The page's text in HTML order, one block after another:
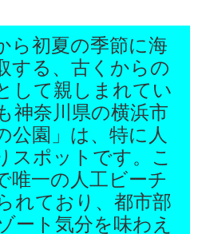
ら初夏の季節に海
する、古くからの
して親しまれてい
神奈川県の横浜市
公園」は、特に人
スポットです。こ
唯一の人工ビーチ
れており、都市部
ート気分を味わえ